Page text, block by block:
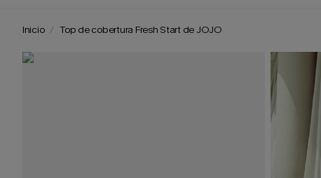
Inicio Top de cobertura Fresh Start de JOJO